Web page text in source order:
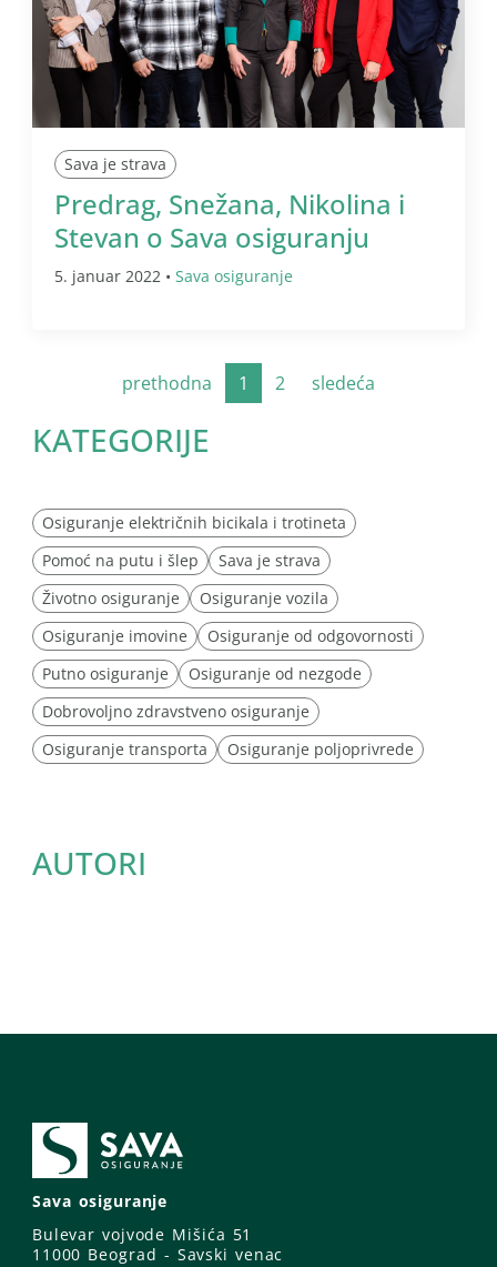
Sava je strava
Predrag, Snežana, Nikolina i
Stevan o Sava osiguranju
5. januar 2022 • Sava osiguranje
prethodna 1 2 sledeća
KATEGORIJE
Osiguranje električnih bicikala i trotineta
Pomoć na putu i šlep
Sava je strava
Životno osiguranje
Osiguranje vozila
Osiguranje imovine
Osiguranje od odgovornosti
Putno osiguranje
Osiguranje od nezgode
Dobrovoljno zdravstveno osiguranje
Osiguranje transporta
Osiguranje poljoprivrede
AUTORI
Sava osiguranje
Bulevar vojvode Mišića 51
11000 Beograd - Savski venac